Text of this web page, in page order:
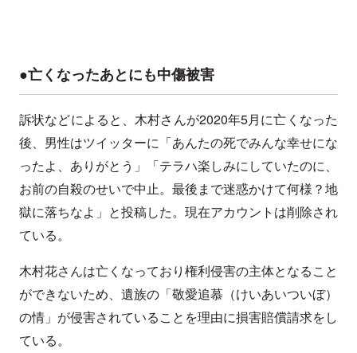
●亡くなったあとにも中傷被害
訴状などによると、木村さんが2020年5月に亡くなった
後、男性はツイッターに「あんたの死でみんな幸せにな
ったよ、ありがとう」「テラハ楽しみにしていたのに、
お前の自殺のせいで中止。最後まで迷惑かけて何様？地
獄に落ちなよ」と投稿した。現在アカウントは削除され
ている。
木村花さんは亡くなっており権利侵害の主体となること
ができないため、遺族の「敬愛追慕（けいあいついぼ）
の情」が侵害されていることを理由に損害賠償請求をし
ている。